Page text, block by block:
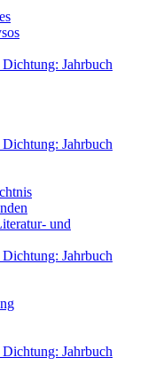
Jahrbuch
Jahrbuch
und
Jahrbuch
Jahrbuch